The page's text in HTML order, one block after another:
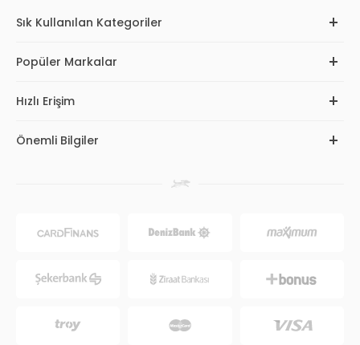
Sık Kullanılan Kategoriler
Popüler Markalar
Hızlı Erişim
Önemli Bilgiler